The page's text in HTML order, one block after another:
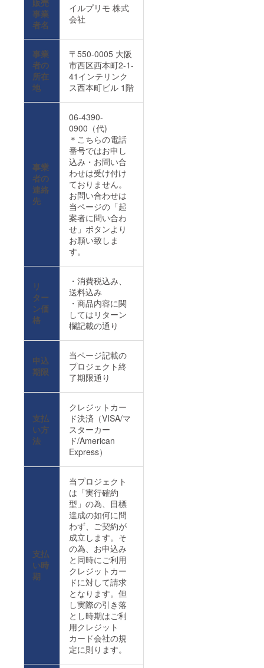
販売
事業
者名
イルプリモ 株式
会社
事業
者の
所在
地
〒550-0005 大阪
市西区西本町2-1-
41インテリンク
ス西本町ビル 1階
事業
者の
連絡
先
06-4390-
0900（代)
＊こちらの電話
番号ではお申し
込み・お問い合
わせは受け付け
ておりません。
お問い合わせは
当ページの「起
案者に問い合わ
せ」ボタンより
お願い致しま
す。
リ
ター
ン価
格
・消費税込み、
送料込み
・商品内容に関
してはリターン
欄記載の通り
申込
期限
当ページ記載の
プロジェクト終
了期限通り
支払
い方
法
クレジットカー
ド決済（VISA/マ
スターカー
ド/American
Express）
支払
い時
期
当プロジェクト
は「実行確約
型」の為、目標
達成の如何に問
わず、ご契約が
成立します。そ
の為、お申込み
と同時にご利用
クレジットカー
ドに対して請求
となります。但
し実際の引き落
とし時期はご利
用クレジット
カード会社の規
定に則ります。